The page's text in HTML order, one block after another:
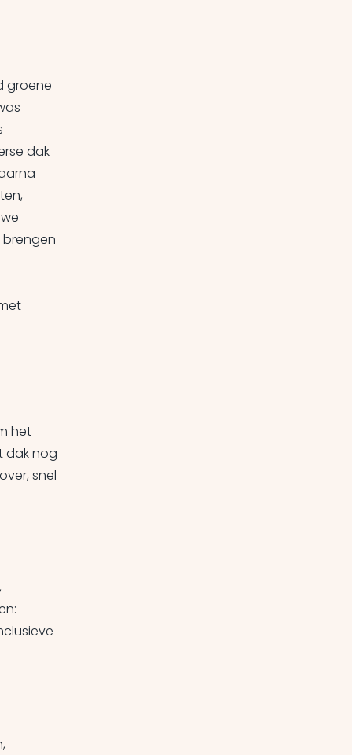
groene
dak
brengen
het
dak nog
snel